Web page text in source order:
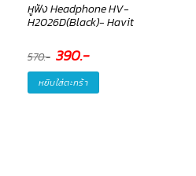
หูฟัง Headphone HV-
H2026D(Black)- Havit
570.- Original
price
was:
570.-.
390.-Current
price
is:
หยิบใส่ตะกร้า